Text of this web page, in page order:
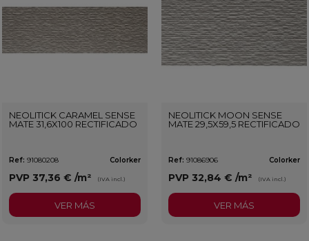
NEOLITICK CARAMEL SENSE
MATE 31,6X100 RECTIFICADO
Ref: 91080208 Colorker
PVP 37,36 € /m² (IVA incl.)
VER MÁS
NEOLITICK MOON SENSE
MATE 29,5X59,5 RECTIFICADO
Ref: 91086906 Colorker
PVP 32,84 € /m² (IVA incl.)
VER MÁS